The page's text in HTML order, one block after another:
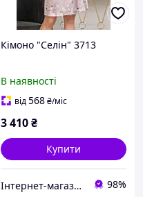
Кімоно "Селін" 3713
В наявності
від568₴/міс
3 410₴
Купити
Інтернет-магазин "Carmen" 98%